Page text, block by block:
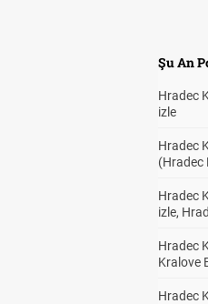
Şu An
Hradec
izle
Hradec
(Hradec
Hradec
izle,
Hradec
Kralove
Hradec